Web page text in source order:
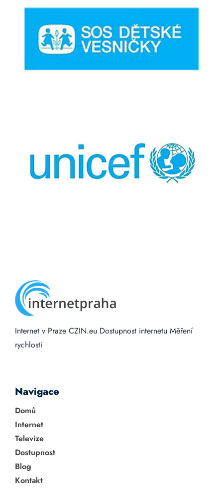
Internet v Praze CZIN.eu Dostupnost internetu Měření
rychlosti
Navigace
Domů
Internet
Televize
Dostupnost
Blog
Kontakt